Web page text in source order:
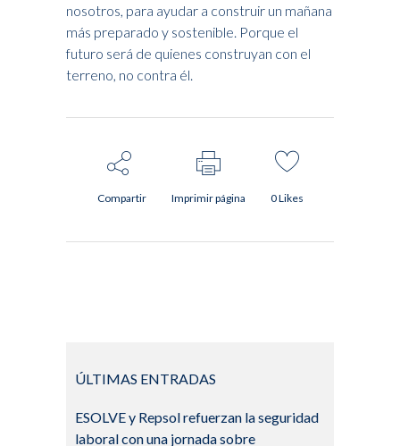
nosotros, para ayudar a construir un mañana
más preparado y sostenible. Porque el
futuro será de quienes construyan con el
terreno, no contra él.
Compartir Imprimir página 0Likes
ÚLTIMAS ENTRADAS
ESOLVE y Repsol refuerzan la seguridad
laboral con una jornada sobre